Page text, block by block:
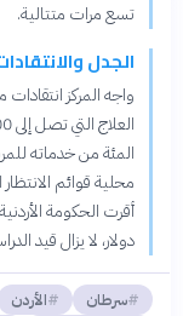
تسع مرات متتالية.
الجدل
المئة من خدماته
محلية قوائم
دولار، لا يزال قيد
سرطان الأردن